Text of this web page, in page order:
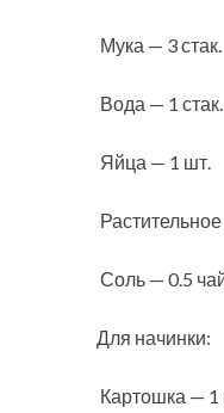
Мука — 3 стак.
Вода — 1 стак.
Яйца — 1 шт.
Соль — 0.5
Для начинки:
Картошка — 1